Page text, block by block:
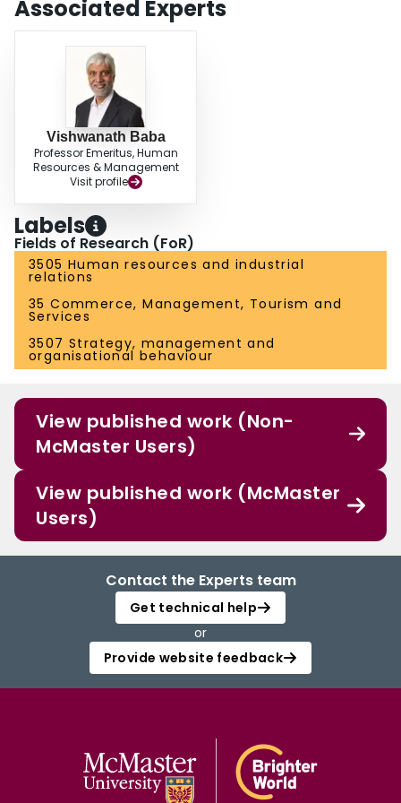
niveaux d'analyse, mais aussi d'un niveau d'analyse à l'autre. En somme,
cette étude vient répondre au besoin de l'élaboration d'une théorie de
niveau transversal plus large sur l'innovation et d'une prise en compte plus
générale des différentes influences sociales et contextuelles dans le
processus d'innovation. Copyright © 2011 ASAC. Published by John Wiley &
Associated Experts
Vishwanath Baba
Professor Emeritus, Human
Resources & Management
Visit profile
Labels
Fields of Research (FoR)
3505 Human resources and industrial
relations
35 Commerce, Management, Tourism and
Services
3507 Strategy, management and
organisational behaviour
View published work (Non-
McMaster Users)
View published work (McMaster
Users)
Contact the Experts team
Get technical help
or
Provide website feedback